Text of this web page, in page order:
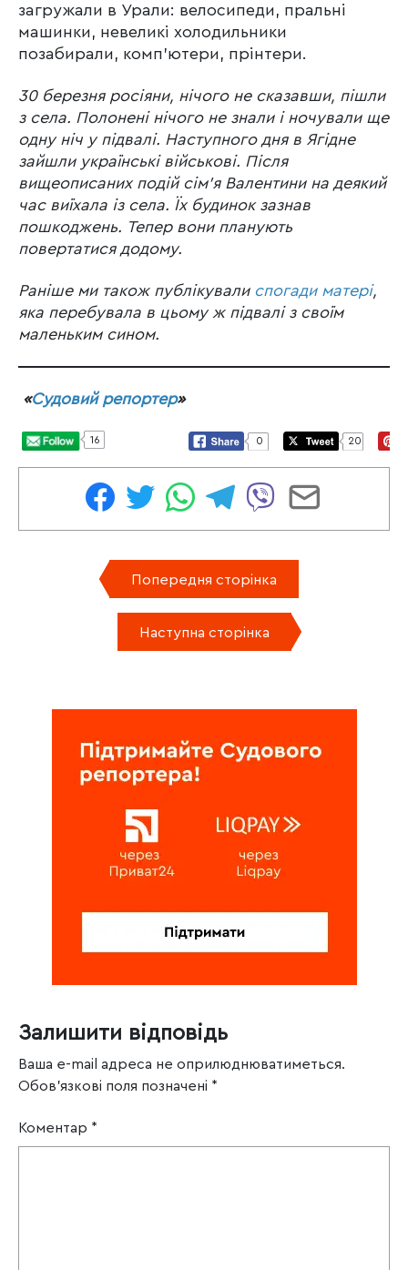
загружали в Урали: велосипеди, пральні
машинки, невеликі холодильники
позабирали, комп’ютери, прінтери.
30 березня росіяни, нічого не сказавши, пішли
з села. Полонені нічого не знали і ночували ще
одну ніч у підвалі. Наступного дня в Ягідне
зайшли українські військові. Після
вищеописаних подій сім’я Валентини на деякий
час виїхала із села. Їх будинок зазнав
пошкоджень. Тепер вони планують
повертатися додому.
Раніше ми також публікували спогади матері,
яка перебувала в цьому ж підвалі з своїм
маленьким сином.
«Судовий репортер»
16 0 20
Попередня сторінка
Наступна сторінка
Залишити відповідь
Ваша e-mail адреса не оприлюднюватиметься.
Обов’язкові поля позначені *
Коментар *